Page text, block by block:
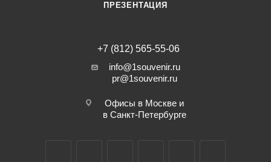
ПРЕЗЕНТАЦИЯ
+7 (812) 565-55-06
info@1souvenir.ru
pr@1souvenir.ru
Офисы в Москве и
в Санкт-Петербурге